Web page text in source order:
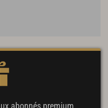
abonnés premium